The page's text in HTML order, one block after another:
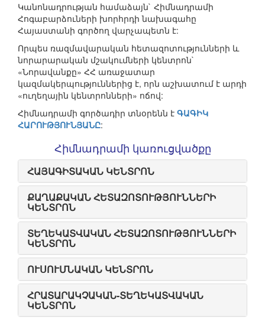
Կանոնադրության համաձայն` Հիմնադրամի
Հոգաբարձուների խորհրդի նախագահը
Հայաստանի գործող վարչապետն է:
Որպես ռազմավարական հետազոտությունների և
նորարարական մշակումների կենտրոն`
«Նորավանքը» ՀՀ առաջատար
կազմակերպություններից է, որն աշխատում է արդի
«ուղեղային կենտրոնների» ոճով:
Հիմնադրամի գործադիր տնօրենն է ԳԱԳԻԿ
ՀԱՐՈՒԹՅՈՒՆՅԱՆԸ:
Հիմնադրամի կառուցվածքը
ՀԱՅԱԳԻՏԱԿԱՆ ԿԵՆՏՐՈՆ
ՔԱՂԱՔԱԿԱՆ ՀԵՏԱԶՈՏՈՒԹՅՈՒՆՆԵՐԻ
ԿԵՆՏՐՈՆ
ՏԵՂԵԿԱՏՎԱԿԱՆ ՀԵՏԱԶՈՏՈՒԹՅՈՒՆՆԵՐԻ
ԿԵՆՏՐՈՆ
ՈՒՍՈՒՄՆԱԿԱՆ ԿԵՆՏՐՈՆ
ՀՐԱՏԱՐԱԿՉԱԿԱՆ-ՏԵՂԵԿԱՏՎԱԿԱՆ
ԿԵՆՏՐՈՆ